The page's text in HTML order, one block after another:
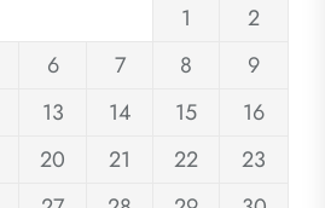
1
2
6 7 8
9
13 14 15
16
20 21 22
23